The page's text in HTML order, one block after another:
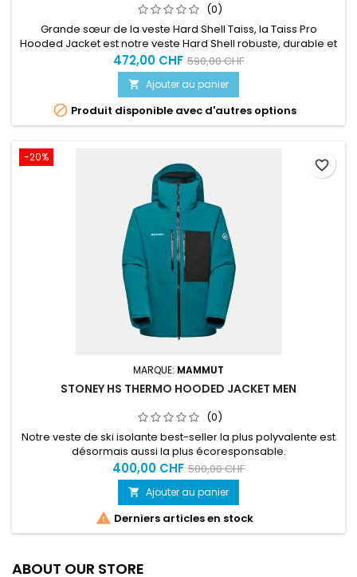
(0)
Grande sœur de la veste Hard Shell Taiss, la Taiss Pro
Hooded Jacket est notre veste Hard Shell robuste, durable et
ultrafonctionnelle, capable de relever tous les défis qu’elle
pourra rencontrer en montagne : des ascensions sur parois
verticales dures et glacées aux descentes dans de longs
ravins abrupts.
472,00 CHF 590,00 CHF
 Ajouter au panier
 Produit disponible avec d'autres options
-20%
MARQUE: MAMMUT
STONEY HS THERMO HOODED JACKET MEN
(0)
Notre veste de ski isolante best-seller la plus polyvalente est
désormais aussi la plus écoresponsable.
400,00 CHF 500,00 CHF
 Ajouter au panier
 Derniers articles en stock
favorite_border
ABOUT OUR STORE